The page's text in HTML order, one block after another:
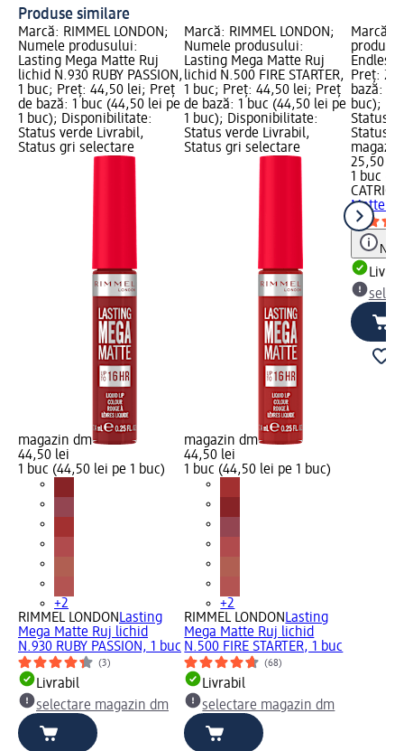
Produse similare
Marcă: RIMMEL LONDON;
Numele produsului:
Lasting Mega Matte Ruj
lichid N.930 RUBY PASSION,
1 buc; Preț: 44,50 lei; Preț
de bază: 1 buc (44,50 lei pe
1 buc); Disponibilitate:
Status verde Livrabil,
Status gri selectare
magazin dm
44,50 lei
1 buc (44,50 lei pe 1 buc)
+2
RIMMEL LONDON Lasting
Mega Matte Ruj lichid
N.930 RUBY PASSION, 1 buc
(3)
Livrabil
selectare magazin dm
Marcă: RIMMEL LONDON;
Numele produsului:
Lasting Mega Matte Ruj
lichid N.500 FIRE STARTER,
1 buc; Preț: 44,50 lei; Preț
de bază: 1 buc (44,50 lei pe
1 buc); Disponibilitate:
Status verde Livrabil,
Status gri selectare
magazin dm
44,50 lei
1 buc (44,50 lei pe 1 buc)
+2
RIMMEL LONDON Lasting
Mega Matte Ruj lichid
N.500 FIRE STARTER, 1 buc
(68)
Livrabil
selectare magazin dm
Marcă:
Endless
Preț:
bază: 1
buc);
Status
Status
25,50 lei
1 buc
CATRICE
Matte
Notă